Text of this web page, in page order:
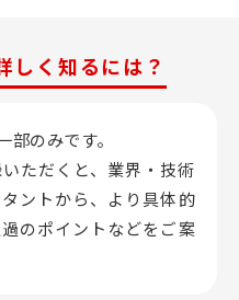
しく知るには？
部のみです。
ただくと、業界・技術
ントから、 より具体的
のポイントなどをご案